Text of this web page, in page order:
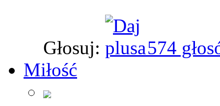
Głosuj:
574
Miłość